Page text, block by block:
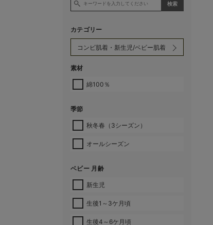
カテゴリー
素材
綿100％
季節
秋冬春（3シーズン）
オールシーズン
ベビー 月齢
新生児
生後1～3ケ月頃
生後4～6ケ月頃